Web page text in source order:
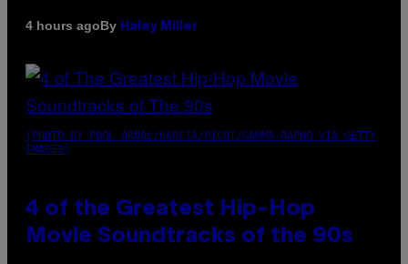
4 hours agoBy Haley Miller
(PHOTO BY POOL ARNAL/GARCIA/PICOT/GAMMA-RAPHO VIA GETTY
IMAGES)
4 of the Greatest Hip-Hop
Movie Soundtracks of the 90s